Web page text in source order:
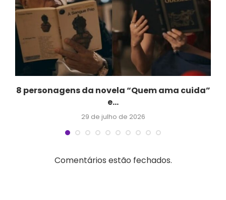
8 personagens da novela “Quem ama cuida”
e...
29 de julho de 2026
Comentários estão fechados.